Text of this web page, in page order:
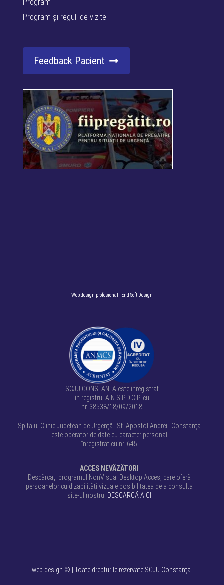
Web design profesional - End Soft Design
Program și reguli de vizite
Feedback Pacient
SCJU CONSTANȚA este înregistrat
în registrul A.N.S.P.D.C.P. cu
nr. 38538/18/09/2018
Spitalul Clinic Județean de Urgență "Sf. Apostol Andrei" Constanța
este operator de date cu caracter personal
înregistrat cu nr. 645
ACCES NEVĂZĂTORI
Descărcați programul NonVisual Desktop Acces, care oferă
persoanelor cu dizabilități vizuale posibilitatea de a consulta
site-ul nostru. DESCARCĂ AICI
web design © | Toate drepturile rezervate SCJU Constanța.